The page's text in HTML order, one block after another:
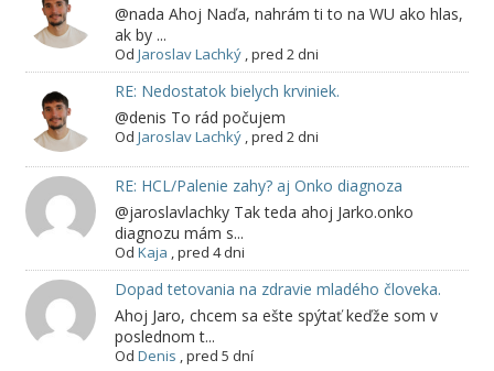
@nada Ahoj Naďa, nahrám ti to na WU ako hlas,
ak by ...
Od Jaroslav Lachký,pred 2 dni
RE: Nedostatok bielych krviniek.
@denis To rád počujem
Od Jaroslav Lachký,pred 2 dni
RE: HCL/Palenie zahy? aj Onko diagnoza
@jaroslavlachky Tak teda ahoj Jarko.onko
diagnozu mám s...
Od Kaja ,pred 4 dni
Dopad tetovania na zdravie mladého človeka.
Ahoj Jaro, chcem sa ešte spýtať keďže som v
poslednom t...
Od Denis ,pred 5 dní